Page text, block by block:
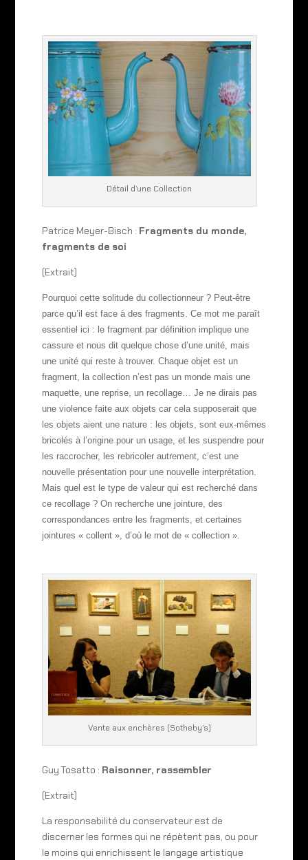
Détail d’une Collection
Patrice Meyer-Bisch : Fragments du monde,
fragments de soi
(Extrait)
Pourquoi cette solitude du collectionneur ? Peut-être
parce qu’il est face à des fragments. Ce mot me paraît
essentiel ici : le fragment par définition implique une
cassure et nous dit quelque chose d’une unité, mais
une unité qui reste à trouver. Chaque objet est un
fragment, la collection n’est pas un monde mais une
maquette, une reprise, un recollage… Je ne dirais pas
une violence faite aux objets car cela supposerait que
les objets aient une nature : les objets, sont eux-mêmes
bricolés à l’origine pour un usage, et les suspendre pour
les raccrocher, les rebricoler autrement, c’est une
nouvelle présentation pour une nouvelle interprétation.
Mais quel est le type de valeur qui est recherché dans
ce recollage ? On recherche une jointure, des
correspondances entre les fragments, et certaines
jointures « collent », d’où le mot de « collection ».
Vente aux enchères (Sotheby’s)
Guy Tosatto : Raisonner, rassembler
(Extrait)
La responsabilité du conservateur est de
discerner les formes qui ne répètent pas, ou pour
le moins qui enrichissent le langage artistique